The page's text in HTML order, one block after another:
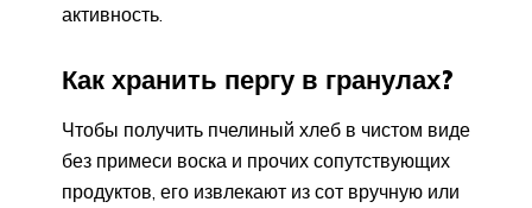
активность.
Как хранить пергу в гранулах?
Чтобы получить пчелиный хлеб в чистом виде
без примеси воска и прочих сопутствующих
продуктов, его извлекают из сот вручную или